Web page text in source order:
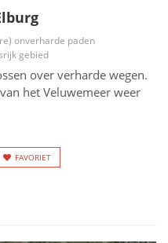
onverharde paden
gebied
over verharde wegen.
het Veluwemeer weer
FAVORIET